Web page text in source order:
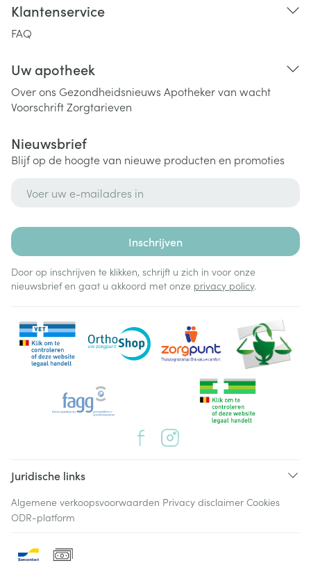
Klantenservice
FAQ
Uw apotheek
Over ons Gezondheidsnieuws Apotheker van wacht
VoorschriftZorgtarieven
Nieuwsbrief
Blijf op de hoogte van nieuwe producten en promoties
Inschrijven
Door op inschrijven te klikken, schrijft u zich in voor onze
nieuwsbrief en gaat u akkoord met onze privacy policy.
Juridische links
Algemene verkoopsvoorwaarden Privacy disclaimer Cookies
ODR-platform